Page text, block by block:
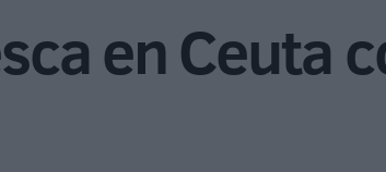
en Ceuta